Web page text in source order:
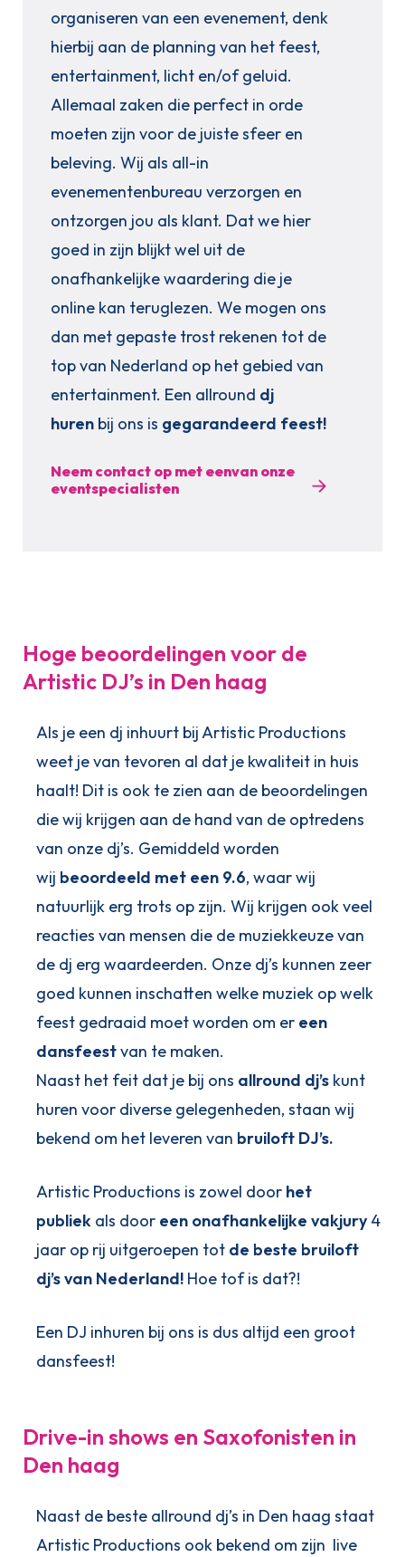
organiseren van een evenement, denk
hierbij aan de planning van het feest,
entertainment, licht en/of geluid.
Allemaal zaken die perfect in orde
moeten zijn voor de juiste sfeer en
beleving. Wij als all-in
evenementenbureau verzorgen en
ontzorgen jou als klant. Dat we hier
goed in zijn blijkt wel uit de
onafhankelijke waardering die je
online kan teruglezen. We mogen ons
dan met gepaste trost rekenen tot de
top van Nederland op het gebied van
entertainment. Een allround dj
huren bij ons is gegarandeerd feest!
Neem contact op met eenvan onze
eventspecialisten
Hoge beoordelingen voor de
Artistic DJ’s in Den haag
Als je een dj inhuurt bij Artistic Productions
weet je van tevoren al dat je kwaliteit in huis
haalt! Dit is ook te zien aan de beoordelingen
die wij krijgen aan de hand van de optredens
van onze dj’s. Gemiddeld worden
wij beoordeeld met een 9.6, waar wij
natuurlijk erg trots op zijn. Wij krijgen ook veel
reacties van mensen die de muziekkeuze van
de dj erg waardeerden. Onze dj’s kunnen zeer
goed kunnen inschatten welke muziek op welk
feest gedraaid moet worden om er een
dansfeestvan te maken.
Naast het feit dat je bij ons allround dj’s kunt
huren voor diverse gelegenheden, staan wij
bekend om het leveren van bruiloft DJ’s.
Artistic Productions is zowel door het
publiek als door een onafhankelijke vakjury4
jaar op rij uitgeroepen tot de beste bruiloft
dj’s van Nederland! Hoe tof is dat?!
Een DJ inhuren bij ons is dus altijd een groot
dansfeest!
Drive-in shows en Saxofonisten in
Den haag
Naast de beste allround dj’s in Den haag staat
Artistic Productions ook bekend om zijn live